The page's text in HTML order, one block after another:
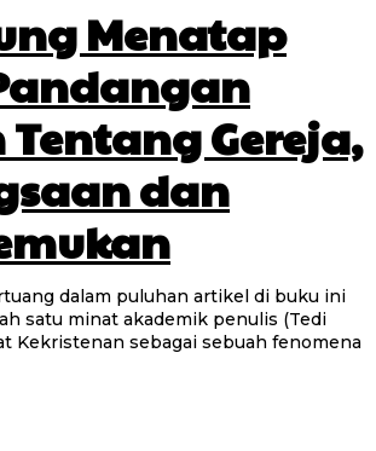
Menatap
Gereja,
dan
dalam puluhan artikel di buku ini
satu minat akademik penulis (Tedi
Kekristenan sebagai sebuah fenomena